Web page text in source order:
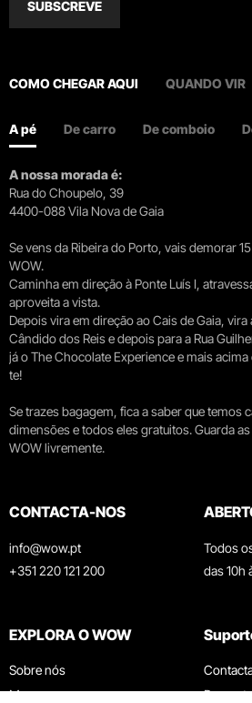
SUBSCREVE
COMO CHEGAR AQUI QUANDO VIR
A pé De carro De comboio
A nossa morada é:
Rua do Choupelo, 39
4400-088 Vila Nova de Gaia
Se vens da Ribeira do Porto, vais demorar
WOW.
Caminha em direção à Ponte Luís I,
aproveita a vista.
Depois vira em direção ao Cais de Gaia, vira
Cândido dos Reis e depois para a Rua
já o The Chocolate Experience e mais
te!
Se trazes bagagem, fica a saber que temos
dimensões e todos eles gratuitos. Guarda
WOW livremente.
CONTACTA-NOS
info@wow.pt
+351 220 121 200
Todos
das 10h
EXPLORA O WOW
Sobre nós
Museus